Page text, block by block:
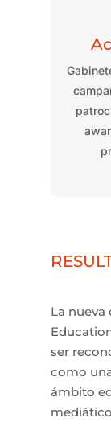
La nueva
ser
como
ámbito